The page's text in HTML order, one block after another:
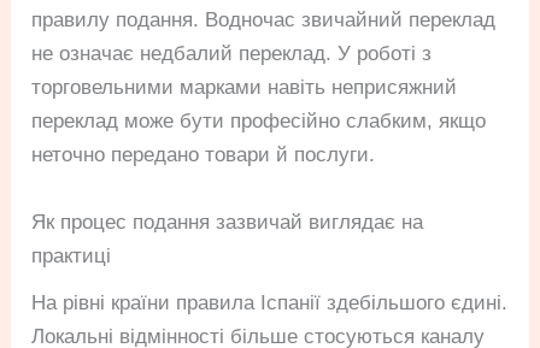
правилу подання. Водночас звичайний переклад
не означає недбалий переклад. У роботі з
торговельними марками навіть неприсяжний
переклад може бути професійно слабким, якщо
неточно передано товари й послуги.
Як процес подання зазвичай виглядає на
практиці
На рівні країни правила Іспанії здебільшого єдині.
Локальні відмінності більше стосуються каналу